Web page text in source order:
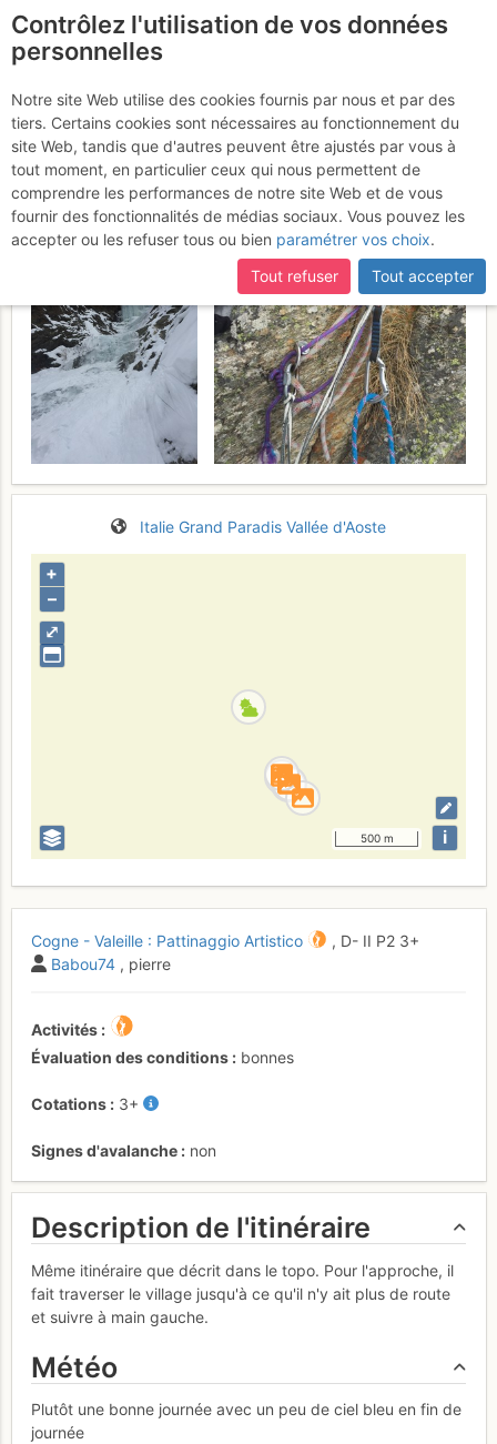
Cogne - Valeille :
Pattinaggio Artistico
Dimanche
12 février 2017
Italie Grand Paradis Vallée d'Aoste
⤢
+
–
500 m i
Cogne - Valeille : Pattinaggio Artistico , D- II P2 3+
Babou74 , pierre
Activités
Évaluation des conditions
bonnes
Cotations 3+
Signes d'avalanche non
Description de l'itinéraire
Même itinéraire que décrit dans le topo. Pour l'approche, il
fait traverser le village jusqu'à ce qu'il n'y ait plus de route
et suivre à main gauche.
Météo
Plutôt une bonne journée avec un peu de ciel bleu en fin de
journée
Contrôlez l'utilisation de vos données
personnelles
Notre site Web utilise des cookies fournis par nous et par des
tiers. Certains cookies sont nécessaires au fonctionnement du
site Web, tandis que d'autres peuvent être ajustés par vous à
tout moment, en particulier ceux qui nous permettent de
comprendre les performances de notre site Web et de vous
fournir des fonctionnalités de médias sociaux. Vous pouvez les
accepter ou les refuser tous ou bien paramétrer vos choix.
Tout refuser
Tout accepter